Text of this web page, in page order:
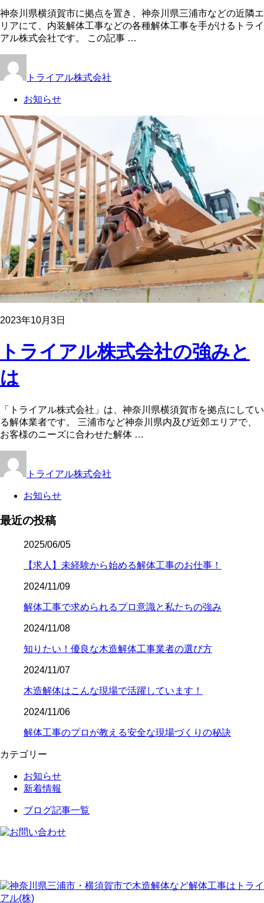
神奈川県横須賀市に拠点を置き、神奈川県三浦市などの近隣エ
リアにて、内装解体工事などの各種解体工事を手がけるトライ
アル株式会社です。 この記事 …
トライアル株式会社
お知らせ
2023年10月3日
トライアル株式会社の強みと
は
「トライアル株式会社」は、神奈川県横須賀市を拠点にしてい
る解体業者です。 三浦市など神奈川県内及び近郊エリアで、
お客様のニーズに合わせた解体 …
トライアル株式会社
お知らせ
最近の投稿
2025/06/05
【求人】未経験から始める解体工事のお仕事！
2024/11/09
解体工事で求められるプロ意識と私たちの強み
2024/11/08
知りたい！優良な木造解体工事業者の選び方
2024/11/07
木造解体はこんな現場で活躍しています！
2024/11/06
解体工事のプロが教える安全な現場づくりの秘訣
カテゴリー
お知らせ
新着情報
ブログ記事一覧